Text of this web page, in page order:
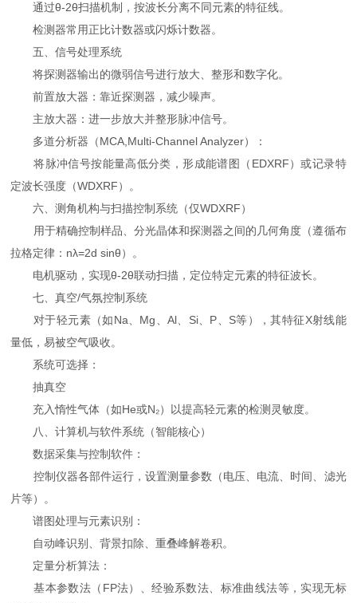
通过θ-2θ扫描机制，按波长分离不同元素的特征线。
检测器常用正比计数器或闪烁计数器。
五、信号处理系统
将探测器输出的微弱信号进行放大、整形和数字化。
前置放大器：靠近探测器，减少噪声。
主放大器：进一步放大并整形脉冲信号。
多道分析器（MCA,Multi-Channel Analyzer）：
将脉冲信号按能量高低分类，形成能谱图（EDXRF）或记录特
定波长强度（WDXRF）。
六、测角机构与扫描控制系统（仅WDXRF）
用于精确控制样品、分光晶体和探测器之间的几何角度（遵循布
拉格定律：nλ=2d sinθ）。
电机驱动，实现θ-2θ联动扫描，定位特定元素的特征波长。
七、真空/气氛控制系统
对于轻元素（如Na、Mg、Al、Si、P、S等），其特征X射线能
量低，易被空气吸收。
系统可选择：
抽真空
充入惰性气体（如He或N₂）以提高轻元素的检测灵敏度。
八、计算机与软件系统（智能核心）
数据采集与控制软件：
控制仪器各部件运行，设置测量参数（电压、电流、时间、滤光
片等）。
谱图处理与元素识别：
自动峰识别、背景扣除、重叠峰解卷积。
定量分析算法：
基本参数法（FP法）、经验系数法、标准曲线法等，实现无标